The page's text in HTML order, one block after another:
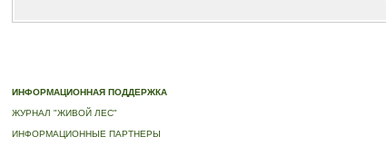
ИНФОРМАЦИОННАЯ ПОДДЕРЖКА
ЖУРНАЛ "ЖИВОЙ ЛЕС"
ИНФОРМАЦИОННЫЕ ПАРТНЕРЫ